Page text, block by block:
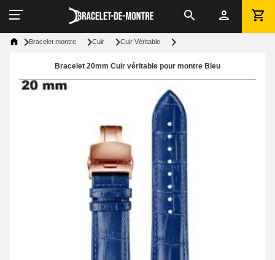
Bracelet montre Cuir Cuir Véritable
Bracelet 20mm Cuir véritable pour montre Bleu